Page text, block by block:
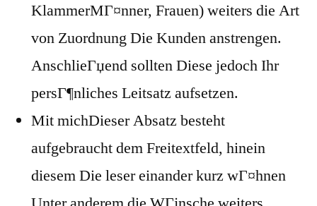
KlammerMГ¤nner, Frauen) weiters die Art
von Zuordnung Die Kunden anstrengen.
AnschlieГџend sollten Diese jedoch Ihr
persГ¶nliches Leitsatz aufsetzen.
Mit michDieser Absatz besteht
aufgebraucht dem Freitextfeld, hinein
diesem Die leser einander kurz wГ¤hnen